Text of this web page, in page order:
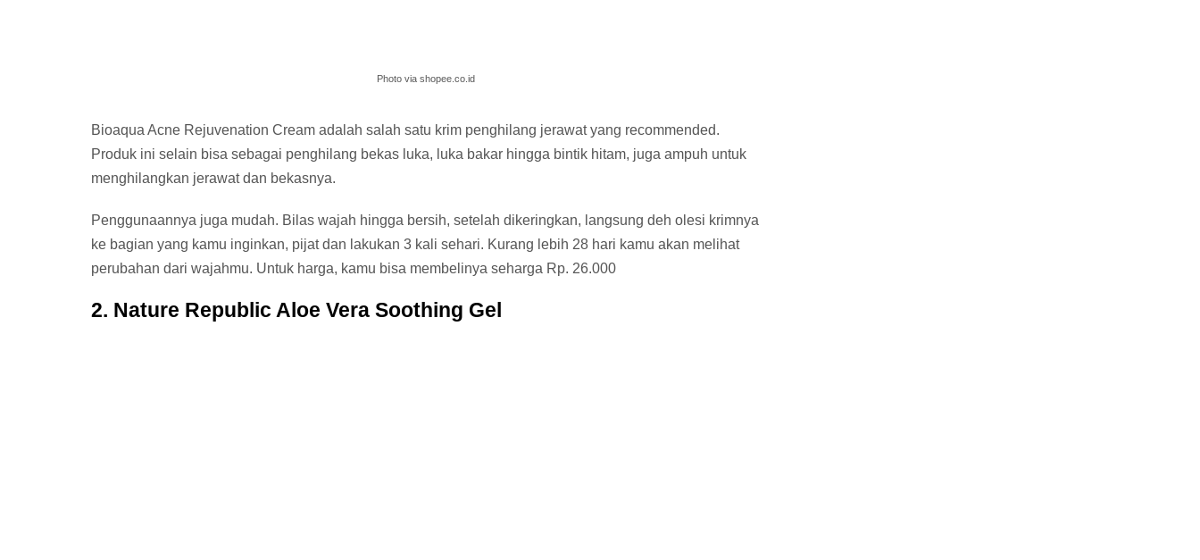
Photo via shopee.co.id
Bioaqua Acne Rejuvenation Cream adalah salah satu krim penghilang jerawat yang recommended.
Produk ini selain bisa sebagai penghilang bekas luka, luka bakar hingga bintik hitam, juga ampuh untuk
menghilangkan jerawat dan bekasnya.
Penggunaannya juga mudah. Bilas wajah hingga bersih, setelah dikeringkan, langsung deh olesi krimnya
ke bagian yang kamu inginkan, pijat dan lakukan 3 kali sehari. Kurang lebih 28 hari kamu akan melihat
perubahan dari wajahmu. Untuk harga, kamu bisa membelinya seharga Rp. 26.000
2. Nature Republic Aloe Vera Soothing Gel